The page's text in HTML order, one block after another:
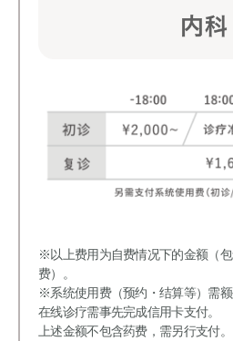
※以上费用为自费情况下的金额（
费）。
※系统使用费（预约・结算等）需额
在线诊疗需事先完成信用卡支付。
上述金额不包含药费，需另行支付。